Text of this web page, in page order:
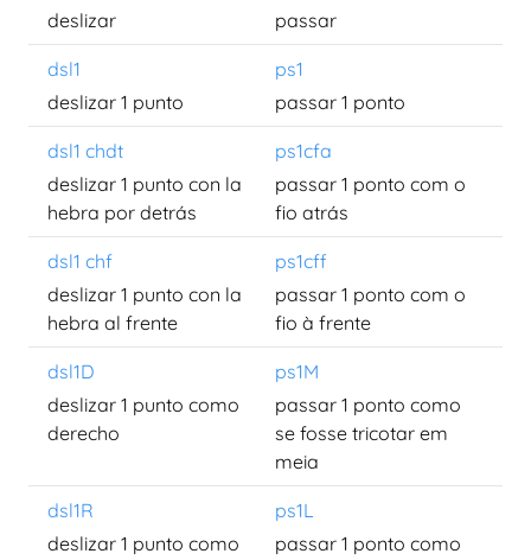
deslizar
passar
dsl1
ps1
deslizar 1 punto
passar 1 ponto
dsl1 chdt
ps1cfa
deslizar 1 punto con la
hebra por detrás
passar 1 ponto com o
fio atrás
dsl1 chf
ps1cff
deslizar 1 punto con la
hebra al frente
passar 1 ponto com o
fio à frente
dsl1D
ps1M
deslizar 1 punto como
derecho
passar 1 ponto como
se fosse tricotar em
meia
dsl1R
ps1L
deslizar 1 punto como
passar 1 ponto como